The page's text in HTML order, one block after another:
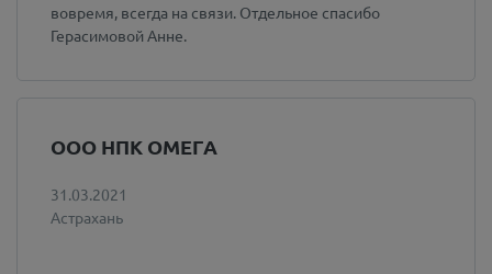
вовремя, всегда на связи. Отдельное спасибо
Герасимовой Анне.
ООО НПК ОМЕГА
31.03.2021
Астрахань